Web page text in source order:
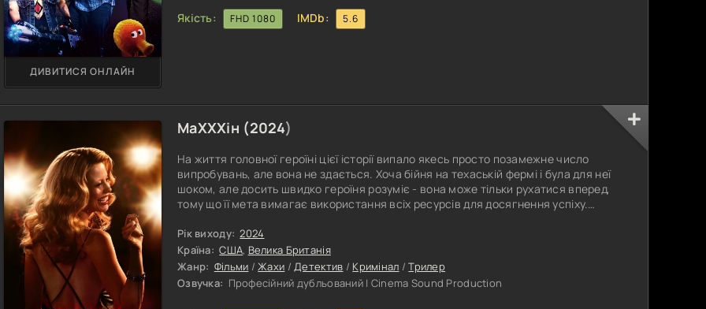
Якість: FHD 1080 IMDb: 5.6
ДИВИТИСЯ ОНЛАЙН
МаXXXін (2024)
На життя головної героїні цієї історії випало якесь просто позамежне число
випробувань, але вона не здається. Хоча бійня на техаській фермі і була для неї
шоком, але досить швидко героїня розуміє - вона може тільки рухатися вперед,
тому що її мета вимагає використання всіх ресурсів для досягнення успіху.
якнайкраще: досить швидко вона отримає роль у нехай і досить другорядному,
але все-таки фільмі. Єдине, що турбує
Рік виходу: 2024
Країна: США, Велика Британія
Жанр: Фільми /Жахи /Детектив / Кримінал /Трилер
Озвучка: Професійний дубльований | Cinema Sound Production